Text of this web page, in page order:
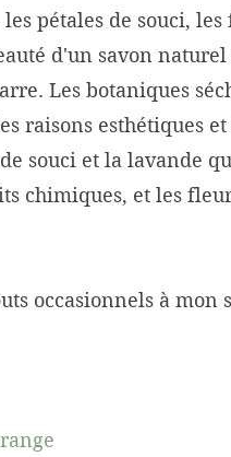
les pétales de souci,
d'un savon
Les botaniques
raisons esthétiques
souci et la lavande
chimiques, et les
occasionnels à mon